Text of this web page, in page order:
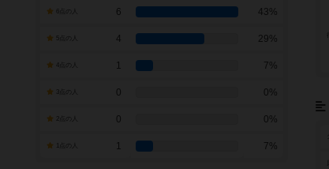
6 43%
4 29%
1 7%
0 0%
0 0%
1 7%